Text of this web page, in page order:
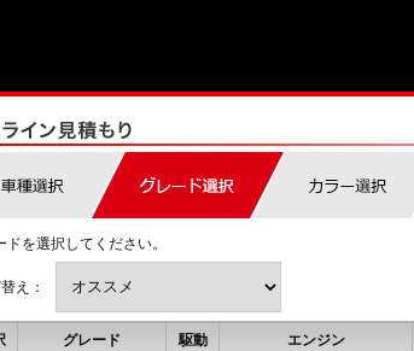
ドを選択してください。
え：
グレード 駆動 エンジン